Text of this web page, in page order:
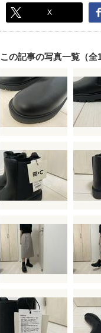
X
この記事の写真一覧（全